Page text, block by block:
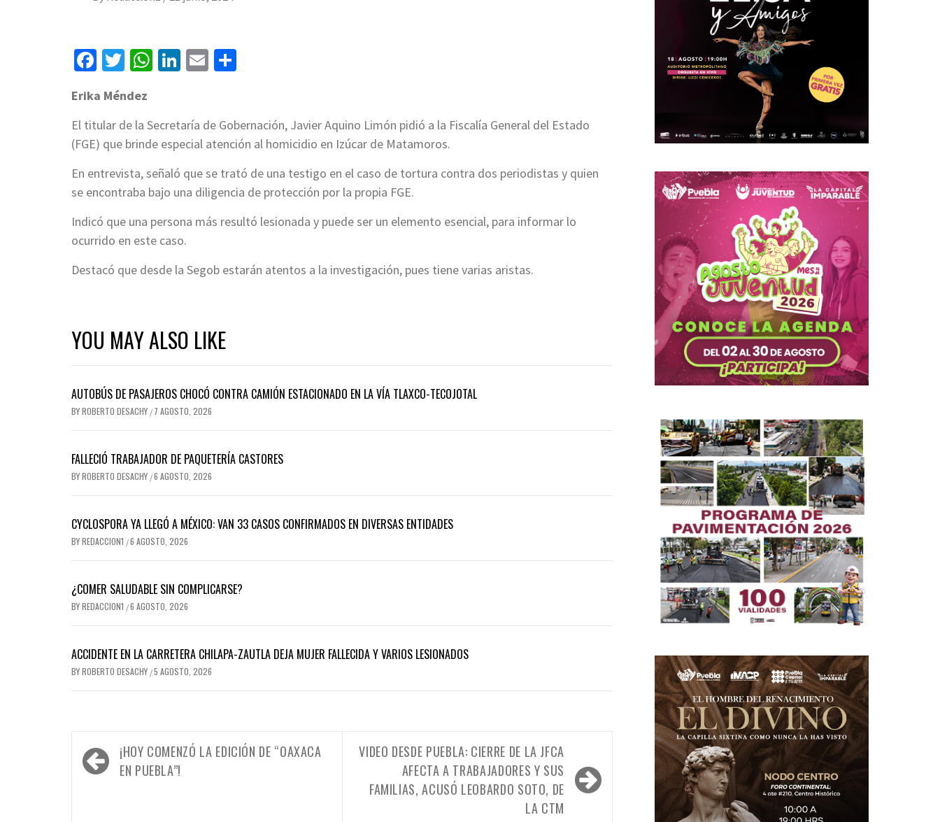
Facebook
Twitter
WhatsApp
LinkedIn
Email
Erika Méndez
El titular de la Secretaría de Gobernación, Javier Aquino Limón pidió a la Fiscalía General del Estado
(FGE) que brinde especial atención al homicidio en Izúcar de Matamoros.
En entrevista, señaló que se trató de una testigo en el caso de tortura contra dos periodistas y quien
se encontraba bajo una diligencia de protección por la propia FGE.
Indicó que una persona más resultó lesionada y puede ser un elemento esencial, para informar lo
ocurrido en este caso.
Destacó que desde la Segob estarán atentos a la investigación, pues tiene varias aristas.
YOU MAY ALSO LIKE
AUTOBÚS DE PASAJEROS CHOCÓ CONTRA CAMIÓN ESTACIONADO EN LA VÍA TLAXCO-TECOJOTAL
BYROBERTO DESACHY / 7 AGOSTO, 2026
FALLECIÓ TRABAJADOR DE PAQUETERÍA CASTORES
BYROBERTO DESACHY /6 AGOSTO, 2026
CYCLOSPORA YA LLEGÓ A MÉXICO: VAN 33 CASOS CONFIRMADOS EN DIVERSAS ENTIDADES
BYREDACCION1 /6 AGOSTO, 2026
¿COMER SALUDABLE SIN COMPLICARSE?
BYREDACCION1 /6 AGOSTO, 2026
ACCIDENTE EN LA CARRETERA CHILAPA-ZAUTLA DEJA MUJER FALLECIDA Y VARIOS LESIONADOS
BYROBERTO DESACHY /5 AGOSTO, 2026
Navegación
de
¡HOY COMENZÓ LA EDICIÓN DE “OAXACA
EN PUEBLA”!
VIDEO DESDE PUEBLA: CIERRE DE LA JFCA
AFECTA A TRABAJADORES Y SUS
FAMILIAS, ACUSÓ LEOBARDO SOTO, DE
LA CTM